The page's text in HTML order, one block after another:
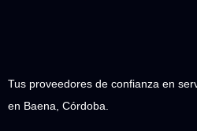
Tus proveedores de confianza en
en Baena, Córdoba.